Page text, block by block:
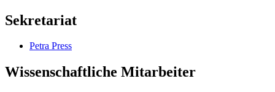
Sekretariat
Petra Press
Wissenschaftliche Mitarbeiter